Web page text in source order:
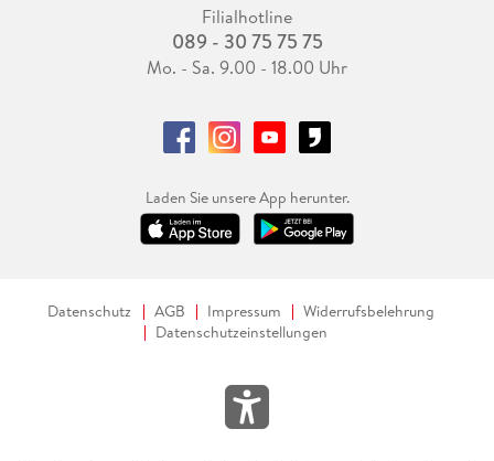
Filialhotline
089 - 30 75 75 75
Mo. - Sa. 9.00 - 18.00 Uhr
Laden Sie unsere App herunter.
Datenschutz AGB Impressum
Widerrufsbelehrung
Datenschutzeinstellungen